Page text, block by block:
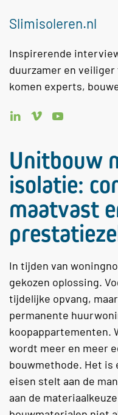
Slimisoleren.nl
Inspirerende
duurzamer en
komen experts,
Unitbouw
isolatie:
maatvast
In tijden van
gekozen oplossing.
tijdelijke opvang,
permanente
koopappartementen.
wordt meer en meer
bouwmethode. Het is
eisen stelt aan de
aan de